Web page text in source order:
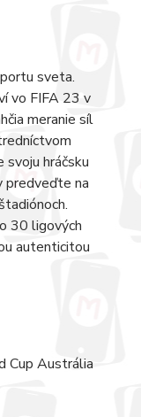
sveta.
vo FIFA 23 v
meranie síl
hráčsku
predveďte na
30 ligových
autenticitou
Cup Austrália